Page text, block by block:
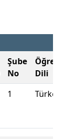
Şube
No
Öğretim
Dili
1 Türkçe